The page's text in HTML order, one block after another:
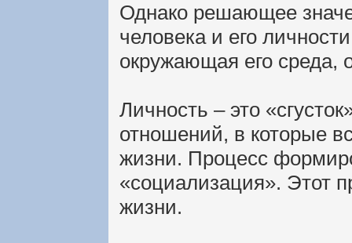
Однако решающее
человека и его
окружающая его среда,
Личность – это
отношений, в которые
жизни. Процесс
«социализация». Этот
жизни.